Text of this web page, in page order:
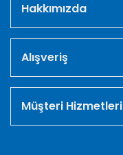
Hakkımızda
Alışveriş
Müşteri Hizmetleri